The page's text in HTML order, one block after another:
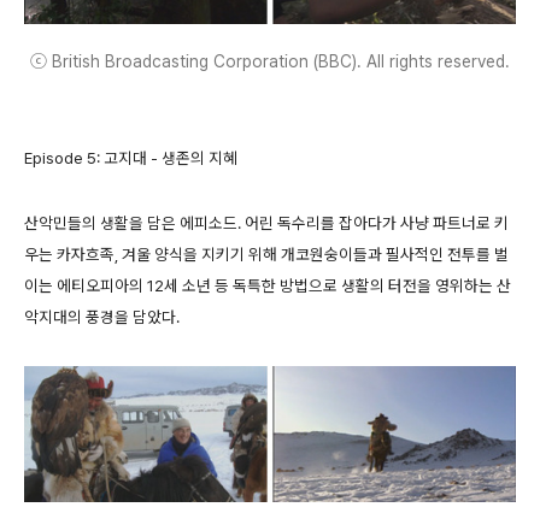
ⓒ British Broadcasting Corporation (BBC). All rights reserved.
Episode 5: 고지대 - 생존의 지혜
산악민들의 생활을 담은 에피소드. 어린 독수리를 잡아다가 사냥 파트너로 키
우는 카자흐족, 겨울 양식을 지키기 위해 개코원숭이들과 필사적인 전투를 벌
이는 에티오피아의 12세 소년 등 독특한 방법으로 생활의 터전을 영위하는 산
악지대의 풍경을 담았다.